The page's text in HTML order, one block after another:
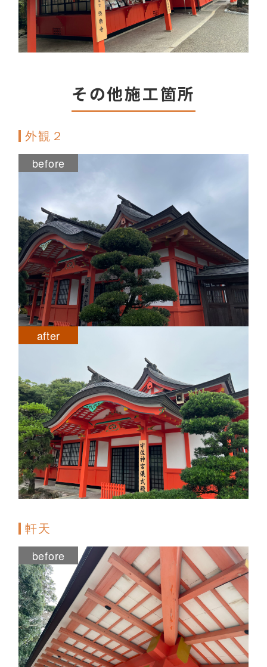
その他施工箇所
外観２
before
after
軒天
before